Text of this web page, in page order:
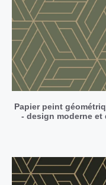
Papier peint
- design moderne